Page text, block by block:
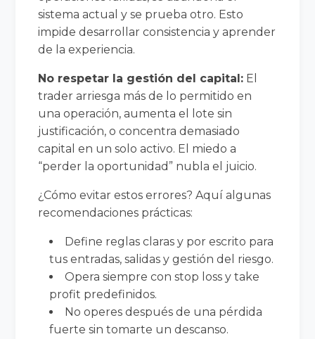
sistema actual y se prueba otro. Esto
impide desarrollar consistencia y aprender
de la experiencia.
No respetar la gestión del capital: El
trader arriesga más de lo permitido en
una operación, aumenta el lote sin
justificación, o concentra demasiado
capital en un solo activo. El miedo a
“perder la oportunidad” nubla el juicio.
¿Cómo evitar estos errores? Aquí algunas
recomendaciones prácticas:
Define reglas claras y por escrito para
tus entradas, salidas y gestión del riesgo.
Opera siempre con stop loss y take
profit predefinidos.
No operes después de una pérdida
fuerte sin tomarte un descanso.